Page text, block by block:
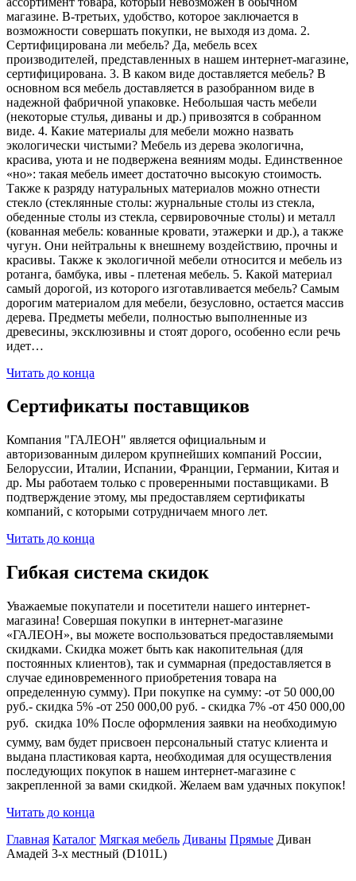
магазине. В-третьих, удобство, которое заключается в
возможности совершать покупки, не выходя из дома. 2.
Сертифицирована ли мебель? Да, мебель всех
производителей, представленных в нашем интернет-магазине,
сертифицирована. 3. В каком виде доставляется мебель? В
основном вся мебель доставляется в разобранном виде в
надежной фабричной упаковке. Небольшая часть мебели
(некоторые стулья, диваны и др.) привозятся в собранном
виде. 4. Какие материалы для мебели можно назвать
экологически чистыми? Мебель из дерева экологична,
красива, уюта и не подвержена веяниям моды. Единственное
«но»: такая мебель имеет достаточно высокую стоимость.
Также к разряду натуральных материалов можно отнести
стекло (стеклянные столы: журнальные столы из стекла,
обеденные столы из стекла, сервировочные столы) и металл
(кованная мебель: кованные кровати, этажерки и др.), а также
чугун. Они нейтральны к внешнему воздействию, прочны и
красивы. Также к экологичной мебели относится и мебель из
ротанга, бамбука, ивы - плетеная мебель. 5. Какой материал
самый дорогой, из которого изготавливается мебель? Самым
дорогим материалом для мебели, безусловно, остается массив
дерева. Предметы мебели, полностью выполненные из
древесины, эксклюзивны и стоят дорого, особенно если речь
идет…
Читать до конца
Сертификаты поставщиков
Компания "ГАЛЕОН" является официальным и
авторизованным дилером крупнейших компаний России,
Белоруссии, Италии, Испании, Франции, Германии, Китая и
др. Мы работаем только с проверенными поставщиками. В
подтверждение этому, мы предоставляем сертификаты
компаний, с которыми сотрудничаем много лет.
Читать до конца
Гибкая система скидок
Уважаемые покупатели и посетители нашего интернет-
магазина! Совершая покупки в интернет-магазине
«ГАЛЕОН», вы можете воспользоваться предоставляемыми
скидками. Скидка может быть как накопительная (для
постоянных клиентов), так и суммарная (предоставляется в
случае единовременного приобретения товара на
определенную сумму). При покупке на сумму: -от 50 000,00
руб.- скидка 5% -от 250 000,00 руб. - скидка 7% -от 450 000,00
руб.  скидка 10% После оформления заявки на необходимую
сумму, вам будет присвоен персональный статус клиента и
выдана пластиковая карта, необходимая для осуществления
последующих покупок в нашем интернет-магазине с
закрепленной за вами скидкой. Желаем вам удачных покупок!
Читать до конца
Главная Каталог Мягкая мебель Диваны Прямые Диван
Амадей 3-х местный (D101L)